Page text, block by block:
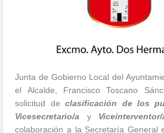
Junta de Gobierno Local del
el Alcalde, Francisco Toscano
solicitud declasificación de los
Vicesecretario/a y Viceinterventor/
colaboración a la Secretaría General